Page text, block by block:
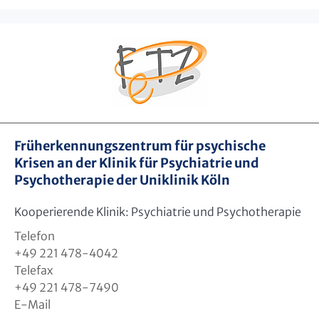
Früherkennungszentrum für psychische
Krisen an der Klinik für Psychiatrie und
Psychotherapie der Uniklinik Köln
Kooperierende Klinik: Psychiatrie und Psychotherapie
Telefon
+49 221 478-4042
Telefax
+49 221 478-7490
E-Mail